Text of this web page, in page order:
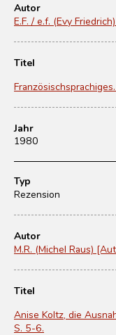
Autor
E.F. / e.f. (Evy
Titel
Jahr
1980
Typ
Rezension
Autor
M.R. (Michel Raus)
Titel
Anise Koltz, die
S. 5-6.